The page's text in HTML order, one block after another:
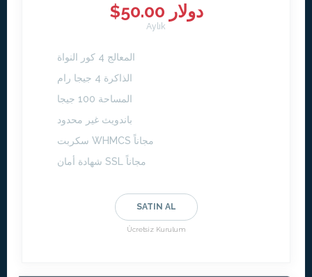
$50.00 دولار
Aylık
المعالج 4 كور النواة
الذاكرة 4 جيجا رام
المساحة 100 جيجا
باندويث غير محدود
سكربت WHMCS مجاناً
شهادة أمان SSL مجاناً
SATIN AL
Ücretsiz Kurulum